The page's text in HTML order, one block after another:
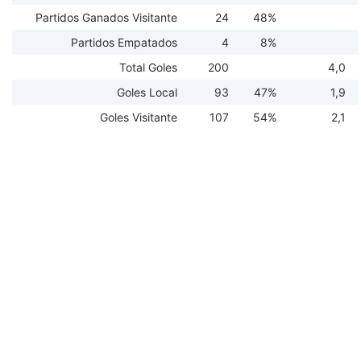
Partidos Ganados Visitante
24
48%
Partidos Empatados
4
8%
Total Goles
200
4,0
Goles Local
93 47%
1,9
Goles Visitante
107 54% 2,1